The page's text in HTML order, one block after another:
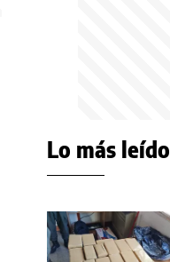
Lo más leído